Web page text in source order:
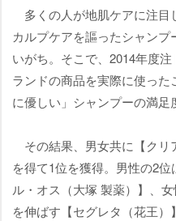
多くの人が地肌ケアに注目
カルプケアを謳ったシャン
いがち。そこで、2014年度
ランドの商品を実際に使っ
に優しい」シャンプーの満足
その結果、男女共に【クリ
を得て1位を獲得。男性の2
ル・オス（大塚 製薬）】、
を伸ばす【セグレタ（花王